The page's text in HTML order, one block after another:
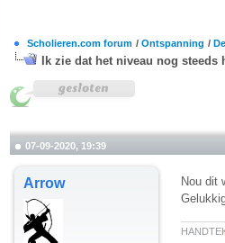
Scholieren.com forum / Ontspanning /
Ik zie dat het niveau nog steeds
07-09-2020, 19:39
Arrow
Nou dit